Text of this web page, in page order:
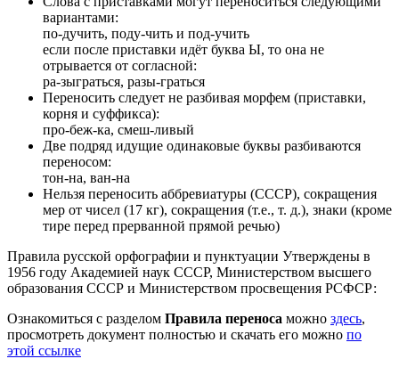
вариантами:
по-дучить, поду-чить и под-учить
если после приставки идёт буква Ы, то она не
отрывается от согласной:
ра-зыграться, разы-граться
Переносить следует не разбивая морфем (приставки,
корня и суффикса):
про-беж-ка, смеш-ливый
Две подряд идущие одинаковые буквы разбиваются
переносом:
тон-на, ван-на
Нельзя переносить аббревиатуры (СССР), сокращения
мер от чисел (17 кг), сокращения (т.е., т. д.), знаки (кроме
тире перед прерванной прямой речью)
Правила русской орфографии и пунктуации Утверждены в
1956 году Академией наук СССР, Министерством высшего
образования СССР и Министерством просвещения РСФСР:
Ознакомиться с разделом Правила переноса можно здесь,
просмотреть документ полностью и скачать его можно по
этой ссылке